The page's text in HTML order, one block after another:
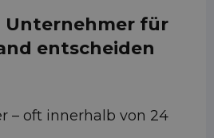
Unternehmer für
entscheiden
– oft innerhalb von 24